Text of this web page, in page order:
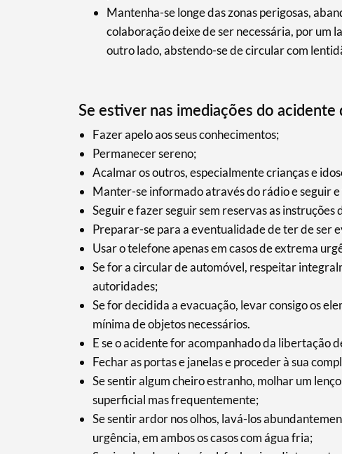
Categorias gerais
Filtros
Mantenha-se longe das zonas perigosas,
colaboração deixe de ser necessária, por um
outro lado, abstendo-se de circular com
Se estiver nas imediações do acidente
Fazer apelo aos seus conhecimentos;
Permanecer sereno;
Acalmar os outros, especialmente crianças e
Manter-se informado através do rádio e seguir
Seguir e fazer seguir sem reservas as
Preparar-se para a eventualidade de ter de ser
Usar o telefone apenas em casos de extrema
Se for a circular de automóvel, respeitar
autoridades;
Se for decidida a evacuação, levar consigo os
mínima de objetos necessários.
E se o acidente for acompanhado da libertação
Fechar as portas e janelas e proceder à sua
Se sentir algum cheiro estranho, molhar um
superficial mas frequentemente;
Se sentir ardor nos olhos, lavá-los
urgência, em ambos os casos com água fria;